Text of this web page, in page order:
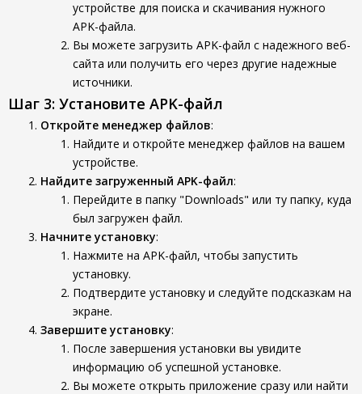
устройстве для поиска и скачивания нужного
APK-файла.
Вы можете загрузить APK-файл с надежного веб-
сайта или получить его через другие надежные
источники.
Шаг 3: Установите APK-файл
Откройте менеджер файлов:
Найдите и откройте менеджер файлов на вашем
устройстве.
Найдите загруженный APK-файл:
Перейдите в папку "Downloads" или ту папку, куда
был загружен файл.
Начните установку:
Нажмите на APK-файл, чтобы запустить
установку.
Подтвердите установку и следуйте подсказкам на
экране.
Завершите установку:
После завершения установки вы увидите
информацию об успешной установке.
Вы можете открыть приложение сразу или найти